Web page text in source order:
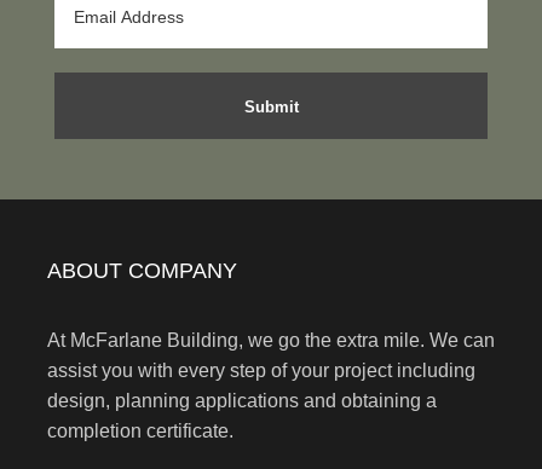
ABOUT COMPANY
At McFarlane Building, we go the extra mile. We can
assist you with every step of your project including
design, planning applications and obtaining a
completion certificate.